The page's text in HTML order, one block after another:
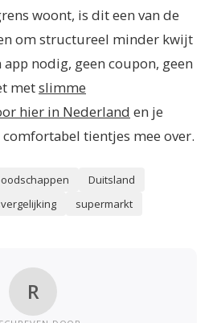
woont, is dit een van de
om structureel minder kwijt
app nodig, geen coupon, geen
metslimme
hier in Nederland en je
tientjes mee over.
Duitsland
supermarkt
R